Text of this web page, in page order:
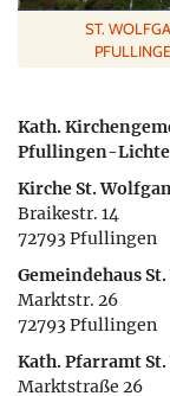
ST.
Kath.
Pfullingen-
Kirche St.
Braikestr. 14
72793 Pfullingen
Gemeindehaus
Marktstr. 26
72793 Pfullingen
Kath. Pfarramt
Marktstraße 26